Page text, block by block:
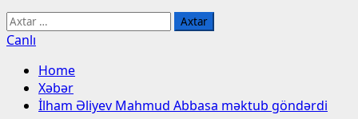
Axtarış:
Canlı
Home
Xəbər
İlham Əliyev Mahmud Abbasa məktub göndərdi